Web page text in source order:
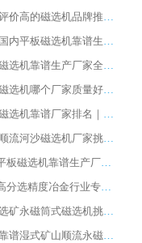
2026 评价高的磁选机品牌推荐选购指南，永磁筒式磁选机设备领域强者全景行业口碑解析
2026 国内平板磁选机靠谱生产厂家推荐排名|行业口碑选购指南，领域强者按需选设备
2026 磁选机靠谱生产厂家全梳理 分场景选型行业头部品牌选购参考攻略
2026 磁选机哪个厂家质量好？十大靠谱磁电企业排名选购指南
2026 磁选机靠谱厂家排名｜华体会手机网页版-华体会(中国) 高性价比磁选机磁电品牌
2026 顺流河沙磁选机厂家挑选攻略 | 业内口碑龙头企业高性价比品牌推荐
2026平板磁选机靠谱生产厂家选购指南 行业口碑良好品牌推荐 磁电领域实力强者
2026高分选精度冶金行业专用磁选机生产厂家,干湿式磁选机源头供应商推荐
2026 选矿永磁筒式磁选机挑选指南 华体会手机网页版-华体会(中国) 推荐品牌行业口碑佳实力突出
2026 靠谱湿式矿山顺流永磁筒式磁选机选购，国内专业生产厂家华体会手机网页版-华体会(中国) 综合实力出众